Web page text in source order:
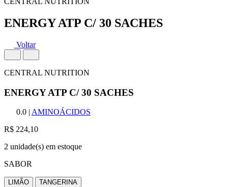
ENERGY ATP C/ 30 SACHES
Voltar
CENTRAL NUTRITION
ENERGY ATP C/ 30 SACHES
0.0 | AMINOÁCIDOS
R$ 224,10
2 unidade(s) em estoque
SABOR
LIMÃO
TANGERINA